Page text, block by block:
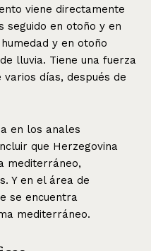
viene directamente
seguido en otoño y en
y en otoño
lluvia. Tiene una fuerza
días, después de
en los anales
que Herzegovina
mediterráneo,
Y en el área de
se encuentra
mediterráneo.